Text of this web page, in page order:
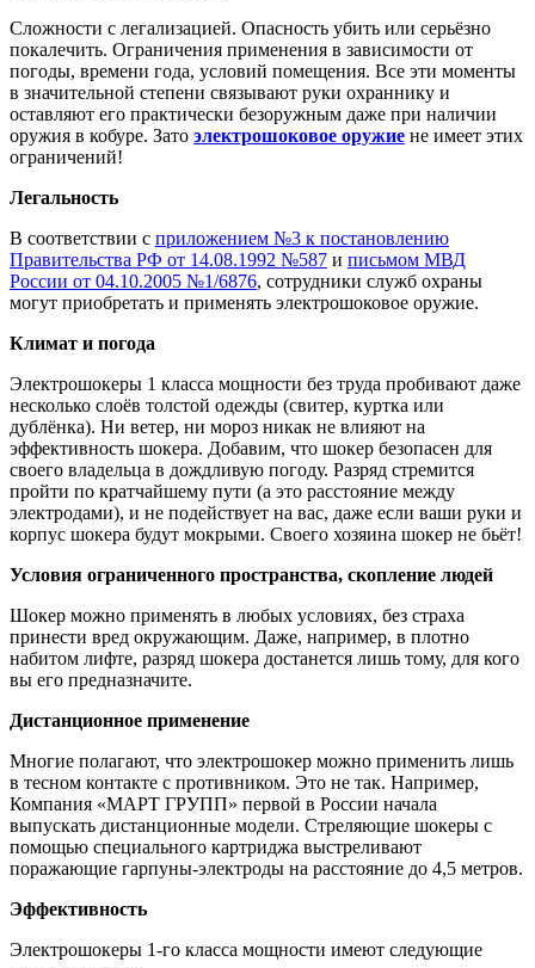
Сложности с легализацией. Опасность убить или серьёзно
покалечить. Ограничения применения в зависимости от
погоды, времени года, условий помещения. Все эти моменты
в значительной степени связывают руки охраннику и
оставляют его практически безоружным даже при наличии
оружия в кобуре. Зато электрошоковое оружие не имеет этих
ограничений!
Легальность
В соответствии с приложением №3 к постановлению
Правительства РФ от 14.08.1992 №587 и письмом МВД
России от 04.10.2005 №1/6876, сотрудники служб охраны
могут приобретать и применять электрошоковое оружие.
Климат и погода
Электрошокеры 1 класса мощности без труда пробивают даже
несколько слоёв толстой одежды (свитер, куртка или
дублёнка). Ни ветер, ни мороз никак не влияют на
эффективность шокера. Добавим, что шокер безопасен для
своего владельца в дождливую погоду. Разряд стремится
пройти по кратчайшему пути (а это расстояние между
электродами), и не подействует на вас, даже если ваши руки и
корпус шокера будут мокрыми. Своего хозяина шокер не бьёт!
Условия ограниченного пространства, скопление людей
Шокер можно применять в любых условиях, без страха
принести вред окружающим. Даже, например, в плотно
набитом лифте, разряд шокера достанется лишь тому, для кого
вы его предназначите.
Дистанционное применение
Многие полагают, что электрошокер можно применить лишь
в тесном контакте с противником. Это не так. Например,
Компания «МАРТ ГРУПП» первой в России начала
выпускать дистанционные модели. Стреляющие шокеры с
помощью специального картриджа выстреливают
поражающие гарпуны-электроды на расстояние до 4,5 метров.
Эффективность
Электрошокеры 1-го класса мощности имеют следующие